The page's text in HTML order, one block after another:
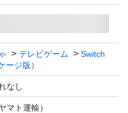
テレビゲーム
Switch
ージ版）
なし
マト運輸）